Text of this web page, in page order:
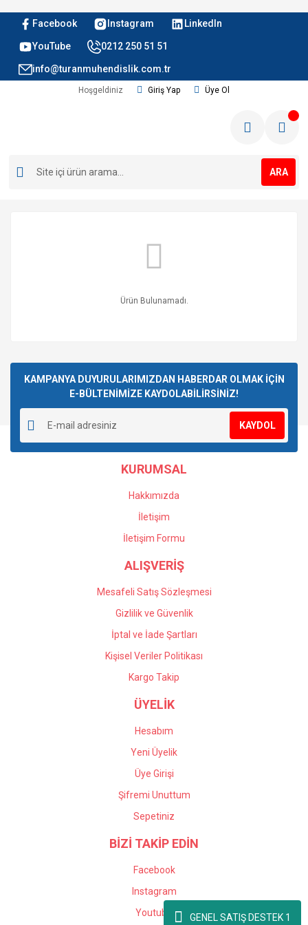
Facebook Instagram LinkedIn
YouTube 0212 250 51 51
info@turanmuhendislik.com.tr
Hoşgeldiniz Giriş Yap Üye Ol
ARA
Ürün Bulunamadı.
KAMPANYA DUYURULARIMIZDAN HABERDAR OLMAK İÇİN
E-BÜLTENİMİZE KAYDOLABİLİRSİNİZ!
KAYDOL
KURUMSAL
Hakkımızda
İletişim
İletişim Formu
ALIŞVERİŞ
Mesafeli Satış Sözleşmesi
Gizlilik ve Güvenlik
İptal ve İade Şartları
Kişisel Veriler Politikası
Kargo Takip
ÜYELİK
Hesabım
Yeni Üyelik
Üye Girişi
Şifremi Unuttum
Sepetiniz
BİZİ TAKİP EDİN
Facebook
Instagram
Youtube
GENEL SATIŞ DESTEK 1